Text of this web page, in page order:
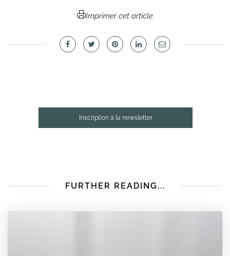
Imprimer cet article
Inscription à la newsletter
FURTHER READING...